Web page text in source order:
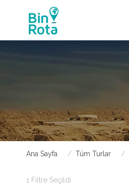
Ana Sayfa Tüm Turlar
1 Filtre Seçildi